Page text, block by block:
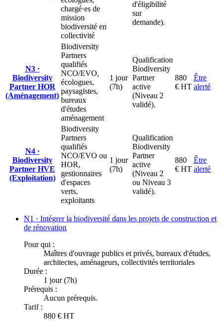
chargé·es de
mission
biodiversité en
collectivité
d'éligibilité
sur
demande).
N3 ·
Biodiversity
Partner HOR
(Aménagement)
Biodiversity
Partners
qualifiés
NCO/EVO,
écologues,
paysagistes,
bureaux
d'études
aménagement
1 jour
(7h)
Qualification
Biodiversity
Partner
active
(Niveau 2
validé).
880
€ HT
Être
alerté
N4 ·
Biodiversity
Partner HVE
(Exploitation)
Biodiversity
Partners
qualifiés
NCO/EVO ou
HOR,
gestionnaires
d'espaces
verts,
exploitants
1 jour
(7h)
Qualification
Biodiversity
Partner
active
(Niveau 2
ou Niveau 3
validé).
880
€ HT
Être
alerté
N1 · Intégrer la biodiversité dans les projets de construction et
de rénovation
Pour qui :
Maîtres d'ouvrage publics et privés, bureaux d'études,
architectes, aménageurs, collectivités territoriales
Durée :
1 jour (7h)
Prérequis :
Aucun prérequis.
Tarif :
880 € HT